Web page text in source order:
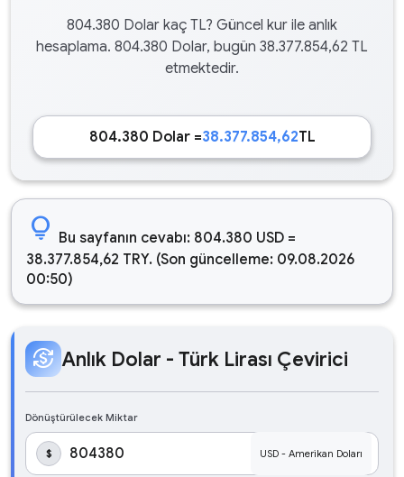
804.380 Dolar kaç TL? Güncel kur ile anlık
hesaplama. 804.380 Dolar, bugün 38.377.854,62 TL
etmektedir.
804.380 Dolar =38.377.854,62TL
lightbulb Bu sayfanın cevabı: 804.380 USD =
38.377.854,62 TRY. (Son güncelleme: 09.08.2026
00:50)
currency_exchange Anlık Dolar - Türk Lirası Çevirici
Dönüştürülecek Miktar
$